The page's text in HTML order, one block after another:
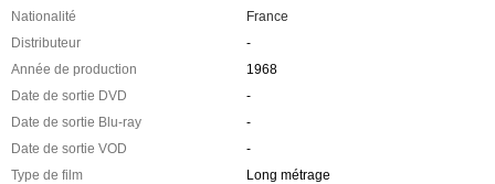
Nationalité
France
Distributeur
-
Année de production
1968
Date de sortie DVD
-
Date de sortie Blu-ray
-
Date de sortie VOD
-
Type de film
Long métrage